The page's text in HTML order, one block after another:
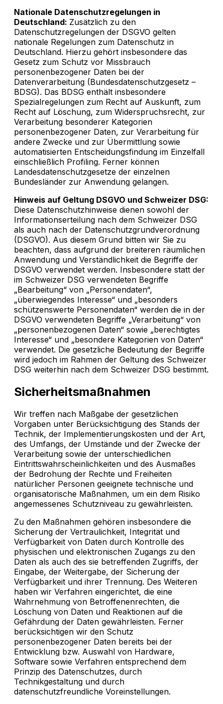
Nationale Datenschutzregelungen in
Deutschland: Zusätzlich zu den
Datenschutzregelungen der DSGVO gelten
nationale Regelungen zum Datenschutz in
Deutschland. Hierzu gehört insbesondere das
Gesetz zum Schutz vor Missbrauch
personenbezogener Daten bei der
Datenverarbeitung (Bundesdatenschutzgesetz –
BDSG). Das BDSG enthält insbesondere
Spezialregelungen zum Recht auf Auskunft, zum
Recht auf Löschung, zum Widerspruchsrecht, zur
Verarbeitung besonderer Kategorien
personenbezogener Daten, zur Verarbeitung für
andere Zwecke und zur Übermittlung sowie
automatisierten Entscheidungsfindung im Einzelfall
einschließlich Profiling. Ferner können
Landesdatenschutzgesetze der einzelnen
Bundesländer zur Anwendung gelangen.
Hinweis auf Geltung DSGVO und Schweizer DSG:
Diese Datenschutzhinweise dienen sowohl der
Informationserteilung nach dem Schweizer DSG
als auch nach der Datenschutzgrundverordnung
(DSGVO). Aus diesem Grund bitten wir Sie zu
beachten, dass aufgrund der breiteren räumlichen
Anwendung und Verständlichkeit die Begriffe der
DSGVO verwendet werden. Insbesondere statt der
im Schweizer DSG verwendeten Begriffe
„Bearbeitung“ von „Personendaten“,
„überwiegendes Interesse“ und „besonders
schützenswerte Personendaten“ werden die in der
DSGVO verwendeten Begriffe „Verarbeitung“ von
„personenbezogenen Daten“ sowie „berechtigtes
Interesse“ und „besondere Kategorien von Daten“
verwendet. Die gesetzliche Bedeutung der Begriffe
wird jedoch im Rahmen der Geltung des Schweizer
DSG weiterhin nach dem Schweizer DSG bestimmt.
Sicherheitsmaßnahmen
Wir treffen nach Maßgabe der gesetzlichen
Vorgaben unter Berücksichtigung des Stands der
Technik, der Implementierungskosten und der Art,
des Umfangs, der Umstände und der Zwecke der
Verarbeitung sowie der unterschiedlichen
Eintrittswahrscheinlichkeiten und des Ausmaßes
der Bedrohung der Rechte und Freiheiten
natürlicher Personen geeignete technische und
organisatorische Maßnahmen, um ein dem Risiko
angemessenes Schutzniveau zu gewährleisten.
Zu den Maßnahmen gehören insbesondere die
Sicherung der Vertraulichkeit, Integrität und
Verfügbarkeit von Daten durch Kontrolle des
physischen und elektronischen Zugangs zu den
Daten als auch des sie betreffenden Zugriffs, der
Eingabe, der Weitergabe, der Sicherung der
Verfügbarkeit und ihrer Trennung. Des Weiteren
haben wir Verfahren eingerichtet, die eine
Wahrnehmung von Betroffenenrechten, die
Löschung von Daten und Reaktionen auf die
Gefährdung der Daten gewährleisten. Ferner
berücksichtigen wir den Schutz
personenbezogener Daten bereits bei der
Entwicklung bzw. Auswahl von Hardware,
Software sowie Verfahren entsprechend dem
Prinzip des Datenschutzes, durch
Technikgestaltung und durch
datenschutzfreundliche Voreinstellungen.